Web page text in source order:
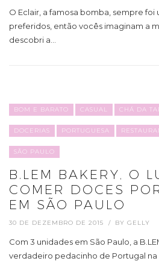
O Eclair, a famosa bomba, sempre foi
preferidos, então vocês imaginam a
descobri a…
BOM E BARATO CASUAL CHÁ DA
DOCERIAS PORTUGUESA
SÃO PAULO
B.LEM BAKERY, O
COMER DOCES
EM SÃO PAULO
30 DE DEZEMBRO DE 2015 BY GELLY
Com 3 unidades em São Paulo, a
verdadeiro pedacinho de Portugal